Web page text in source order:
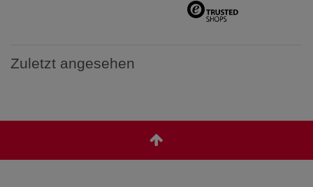
Zuletzt angesehen